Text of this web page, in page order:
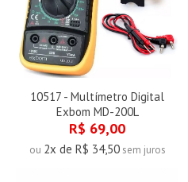
10517 - Multímetro Digital
Exbom MD-200L
R$ 69,00
ou 2x de R$ 34,50sem juros